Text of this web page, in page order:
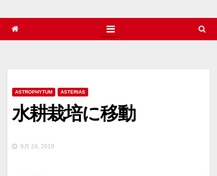
ASTROPHYTUM ASTERIAS
水耕栽培に移動
9月 24, 2019